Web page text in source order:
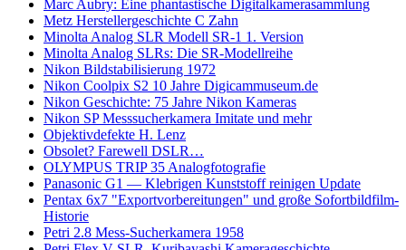
Marc Aubry: Eine phantastische Digitalkamerasammlung
Metz Herstellergeschichte C Zahn
Minolta Analog SLR Modell SR-1 1. Version
Minolta Analog SLRs: Die SR-Modellreihe
Nikon Bildstabilisierung 1972
Nikon Coolpix S2 10 Jahre Digicammuseum.de
Nikon Geschichte: 75 Jahre Nikon Kameras
Nikon SP Messsucherkamera Imitate und mehr
Objektivdefekte H. Lenz
Obsolet? Farewell DSLR…
OLYMPUS TRIP 35 Analogfotografie
Panasonic G1 — Klebrigen Kunststoff reinigen Update
Pentax 6x7 "Exportvorbereitungen" und große Sofortbildfilm-
Historie
Petri 2.8 Mess-Sucherkamera 1958